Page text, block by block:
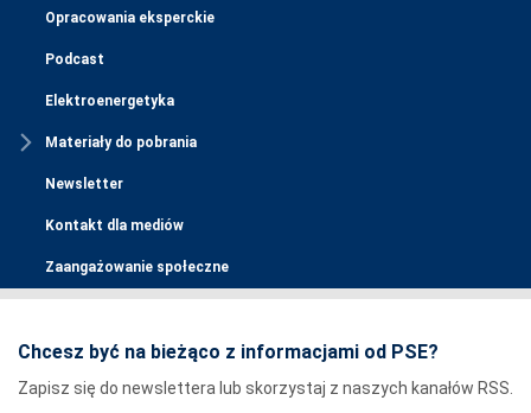
Opracowania eksperckie
Podcast
Elektroenergetyka
Materiały do pobrania
Newsletter
Kontakt dla mediów
Zaangażowanie społeczne
Chcesz być na bieżąco z informacjami od PSE?
Zapisz się do newslettera lub skorzystaj z naszych kanałów RSS.